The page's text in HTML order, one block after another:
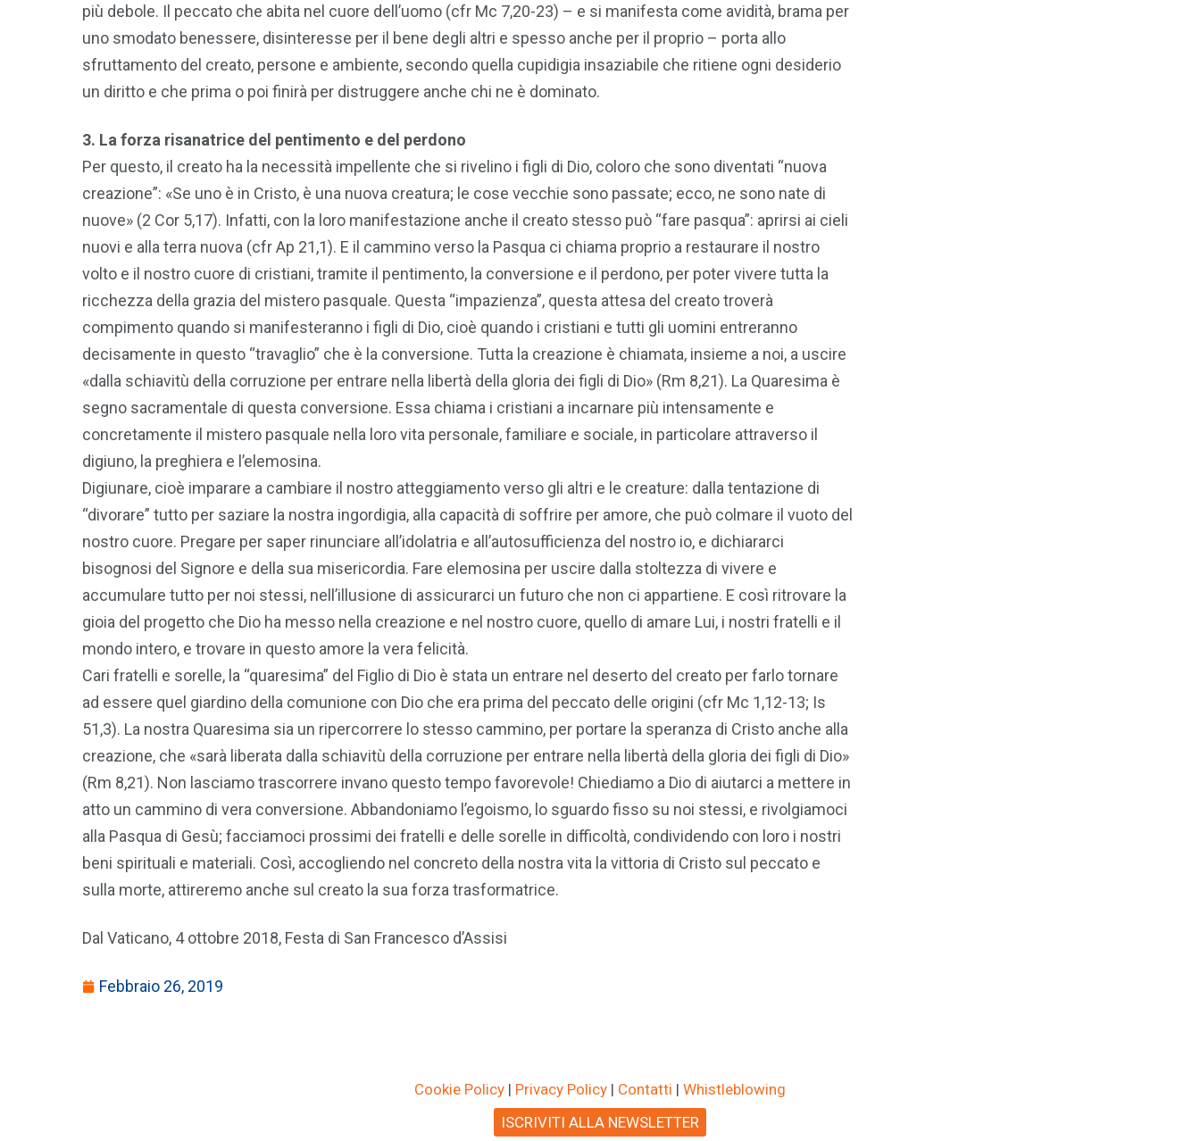
più debole. Il peccato che abita nel cuore dell’uomo (cfr Mc 7,20-23) – e si manifesta come avidità, brama per
uno smodato benessere, disinteresse per il bene degli altri e spesso anche per il proprio – porta allo
sfruttamento del creato, persone e ambiente, secondo quella cupidigia insaziabile che ritiene ogni desiderio
un diritto e che prima o poi finirà per distruggere anche chi ne è dominato.
3. La forza risanatrice del pentimento e del perdono
Per questo, il creato ha la necessità impellente che si rivelino i figli di Dio, coloro che sono diventati “nuova
creazione”: «Se uno è in Cristo, è una nuova creatura; le cose vecchie sono passate; ecco, ne sono nate di
nuove» (2 Cor 5,17). Infatti, con la loro manifestazione anche il creato stesso può “fare pasqua”: aprirsi ai cieli
nuovi e alla terra nuova (cfr Ap 21,1). E il cammino verso la Pasqua ci chiama proprio a restaurare il nostro
volto e il nostro cuore di cristiani, tramite il pentimento, la conversione e il perdono, per poter vivere tutta la
ricchezza della grazia del mistero pasquale. Questa “impazienza”, questa attesa del creato troverà
compimento quando si manifesteranno i figli di Dio, cioè quando i cristiani e tutti gli uomini entreranno
decisamente in questo “travaglio” che è la conversione. Tutta la creazione è chiamata, insieme a noi, a uscire
«dalla schiavitù della corruzione per entrare nella libertà della gloria dei figli di Dio» (Rm 8,21). La Quaresima è
segno sacramentale di questa conversione. Essa chiama i cristiani a incarnare più intensamente e
concretamente il mistero pasquale nella loro vita personale, familiare e sociale, in particolare attraverso il
digiuno, la preghiera e l’elemosina.
Digiunare, cioè imparare a cambiare il nostro atteggiamento verso gli altri e le creature: dalla tentazione di
“divorare” tutto per saziare la nostra ingordigia, alla capacità di soffrire per amore, che può colmare il vuoto del
nostro cuore. Pregare per saper rinunciare all’idolatria e all’autosufficienza del nostro io, e dichiararci
bisognosi del Signore e della sua misericordia. Fare elemosina per uscire dalla stoltezza di vivere e
accumulare tutto per noi stessi, nell’illusione di assicurarci un futuro che non ci appartiene. E così ritrovare la
gioia del progetto che Dio ha messo nella creazione e nel nostro cuore, quello di amare Lui, i nostri fratelli e il
mondo intero, e trovare in questo amore la vera felicità.
Cari fratelli e sorelle, la “quaresima” del Figlio di Dio è stata un entrare nel deserto del creato per farlo tornare
ad essere quel giardino della comunione con Dio che era prima del peccato delle origini (cfr Mc 1,12-13; Is
51,3). La nostra Quaresima sia un ripercorrere lo stesso cammino, per portare la speranza di Cristo anche alla
creazione, che «sarà liberata dalla schiavitù della corruzione per entrare nella libertà della gloria dei figli di Dio»
(Rm 8,21). Non lasciamo trascorrere invano questo tempo favorevole! Chiediamo a Dio di aiutarci a mettere in
atto un cammino di vera conversione. Abbandoniamo l’egoismo, lo sguardo fisso su noi stessi, e rivolgiamoci
alla Pasqua di Gesù; facciamoci prossimi dei fratelli e delle sorelle in difficoltà, condividendo con loro i nostri
beni spirituali e materiali. Così, accogliendo nel concreto della nostra vita la vittoria di Cristo sul peccato e
sulla morte, attireremo anche sul creato la sua forza trasformatrice.
Dal Vaticano, 4 ottobre 2018, Festa di San Francesco d’Assisi
Febbraio 26, 2019
Cookie Policy | Privacy Policy | Contatti | Whistleblowing
ISCRIVITI ALLA NEWSLETTER